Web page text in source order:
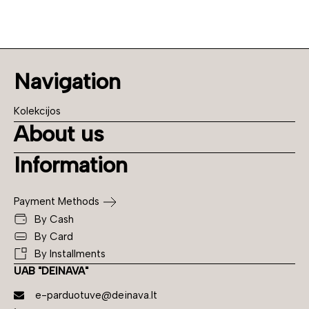
UAB "DEINAVA"
e-parduotuve@deinava.lt
Navigation
Kolekcijos
About us
Information
Payment Methods
By Cash
By Card
By Installments